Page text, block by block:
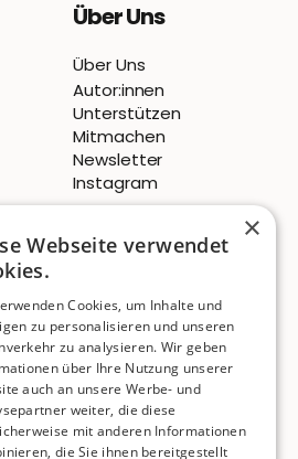
Über Uns
Über Uns
Autor:innen
Unterstützen
Mitmachen
Newsletter
Instagram
© 2026 Pigeon Publishing
×
Webseite verwendet
Cookies, um Inhalte und
zu personalisieren und unseren
zu analysieren. Wir geben
über Ihre Nutzung unserer
auch an unsere Werbe- und
weiter, die diese
mit anderen Informationen
die Sie ihnen bereitgestellt